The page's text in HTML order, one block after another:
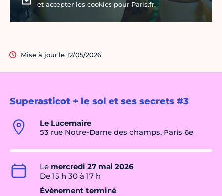
Superasticot + le sol et ses secrets #3
Le Lucernaire
53 rue Notre-Dame des champs, Paris 6e
Le mercredi 27 mai 2026
De 15 h 30 à 17 h
Évènement terminé
et accepter les cookies pour Paris.fr.
Mise à jour le 12/05/2026